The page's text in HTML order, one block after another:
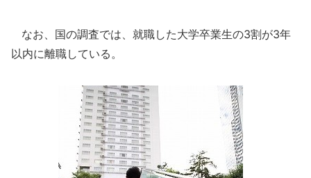
なお、国の調査では、就職した大学卒業生の3割が3年
以内に離職している。